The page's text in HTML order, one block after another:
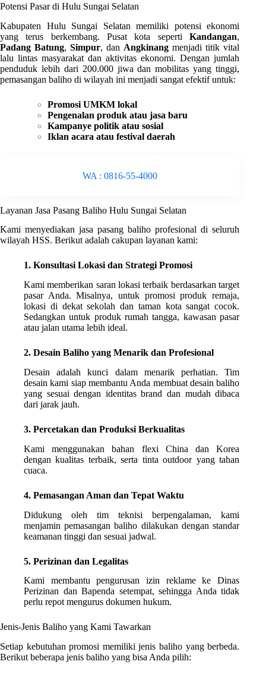
Potensi Pasar di Hulu Sungai Selatan
Kabupaten Hulu Sungai Selatan memiliki potensi ekonomi
yang terus berkembang. Pusat kota sepertiKandangan,
Padang Batung,Simpur, dan Angkinang menjadi titik vital
lalu lintas masyarakat dan aktivitas ekonomi. Dengan jumlah
penduduk lebih dari 200.000 jiwa dan mobilitas yang tinggi,
pemasangan baliho di wilayah ini menjadi sangat efektif untuk:
Promosi UMKM lokal
Pengenalan produk atau jasa baru
Kampanye politik atau sosial
Iklan acara atau festival daerah
WA : 0816-55-4000
Layanan Jasa Pasang Baliho Hulu Sungai Selatan
Kami menyediakan jasa pasang baliho profesional di seluruh
wilayah HSS. Berikut adalah cakupan layanan kami:
1. Konsultasi Lokasi dan Strategi Promosi
Kami memberikan saran lokasi terbaik berdasarkan target
pasar Anda. Misalnya, untuk promosi produk remaja,
lokasi di dekat sekolah dan taman kota sangat cocok.
Sedangkan untuk produk rumah tangga, kawasan pasar
atau jalan utama lebih ideal.
2. Desain Baliho yang Menarik dan Profesional
Desain adalah kunci dalam menarik perhatian. Tim
desain kami siap membantu Anda membuat desain baliho
yang sesuai dengan identitas brand dan mudah dibaca
dari jarak jauh.
3. Percetakan dan Produksi Berkualitas
Kami menggunakan bahan flexi China dan Korea
dengan kualitas terbaik, serta tinta outdoor yang tahan
cuaca.
4. Pemasangan Aman dan Tepat Waktu
Didukung oleh tim teknisi berpengalaman, kami
menjamin pemasangan baliho dilakukan dengan standar
keamanan tinggi dan sesuai jadwal.
5. Perizinan dan Legalitas
Kami membantu pengurusan izin reklame ke Dinas
Perizinan dan Bapenda setempat, sehingga Anda tidak
perlu repot mengurus dokumen hukum.
Jenis-Jenis Baliho yang Kami Tawarkan
Setiap kebutuhan promosi memiliki jenis baliho yang berbeda.
Berikut beberapa jenis baliho yang bisa Anda pilih: